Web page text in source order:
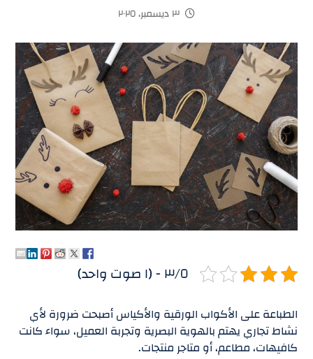
٣ ديسمبر، ٢٠٢٥
٣/٥ - (١ صوت واحد)
الطباعة على الأكواب الورقية والأكياس أصبحت ضرورة لأي
نشاط تجاري يهتم بالهوية البصرية وتجربة العميل، سواء كانت
كافيهات، مطاعم، أو متاجر منتجات.